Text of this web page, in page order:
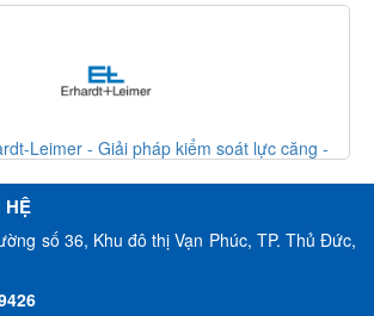
Leimer - Giải pháp kiểm soát lực căng -
HỆ
số 36, Khu đô thị Vạn Phúc, TP. Thủ Đức,